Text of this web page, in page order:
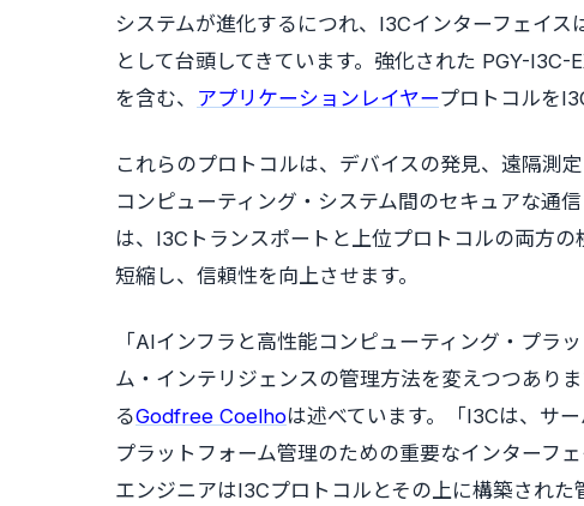
システムが進化するにつれ、I3Cインターフェイ
として台頭してきています。強化された PGY-I3C-
を含む、 アプリケーションレイヤープロトコルを
これらのプロトコルは、デバイスの発見、遠隔測
コンピューティング・システム間のセキュアな通
は、I3Cトランスポートと上位プロトコルの両方
短縮し、信頼性を向上させます。
「AIインフラと高性能コンピューティング・プラ
ム・インテリジェンスの管理方法を変えつつあり
るGodfree Coelhoは述べています。「I3Cは、サ
プラットフォーム管理のための重要なインターフ
エンジニアはI3Cプロトコルとその上に構築された